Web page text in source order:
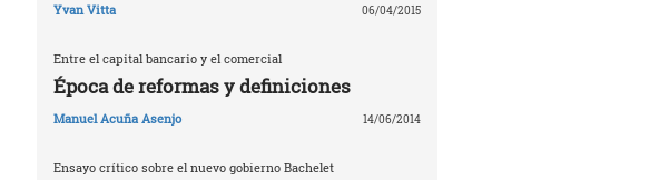
Yvan Vitta 06/04/2015
Entre el capital bancario y el comercial
Época de reformas y definiciones
Manuel Acuña Asenjo 14/06/2014
Ensayo crítico sobre el nuevo gobierno Bachelet